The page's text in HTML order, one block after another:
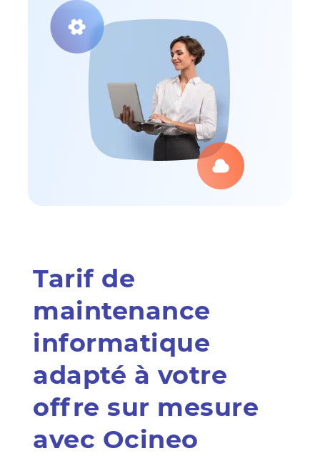
Tarif de
maintenance
informatique
adapté à votre
offre sur mesure
avec Ocineo